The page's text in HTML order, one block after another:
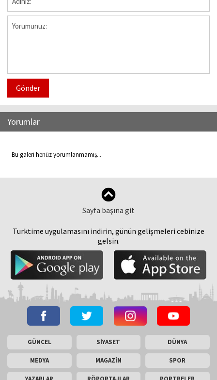
Gönder
Yorumlar
Bu galeri henüz yorumlanmamış...
Sayfa başına git
Turktime uygulamasını indirin, günün gelişmeleri cebinize
gelsin.
GÜNCEL SİYASET DÜNYA
MEDYA MAGAZİN SPOR